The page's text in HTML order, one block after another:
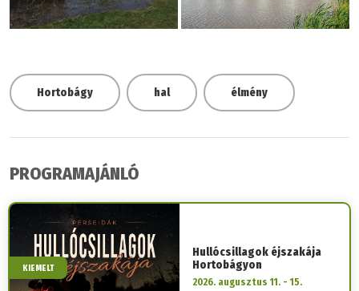
Hortobágy hal élmény
PROGRAMAJÁNLÓ
KIEMELT
Hullócsillagok éjszakája
Hortobágyon
2026. augusztus 11. - 15.